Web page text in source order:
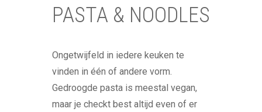
PASTA & NOODLES
Ongetwijfeld in iedere keuken te
vinden in één of andere vorm.
Gedroogde pasta is meestal vegan,
maar je checkt best altijd even of er